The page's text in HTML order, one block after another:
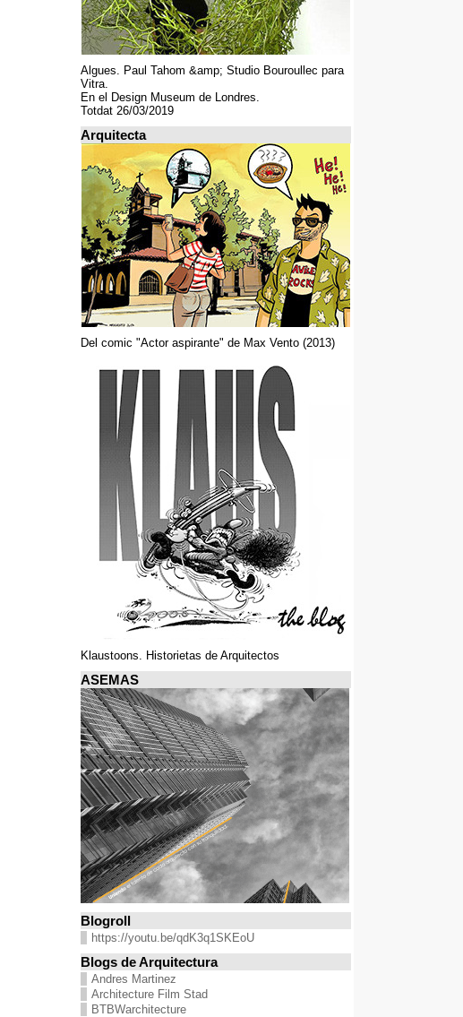
Algues. Paul Tahom &amp; Studio Bouroullec para
Vitra.
En el Design Museum de Londres.
Totdat 26/03/2019
Arquitecta
Del comic "Actor aspirante" de Max Vento (2013)
Klaustoons. Historietas de Arquitectos
ASEMAS
Blogroll
https://youtu.be/qdK3q1SKEoU
Blogs de Arquitectura
Andres Martinez
Architecture Film Stad
BTBWarchitecture